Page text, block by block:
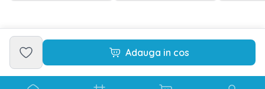
Adauga in cos